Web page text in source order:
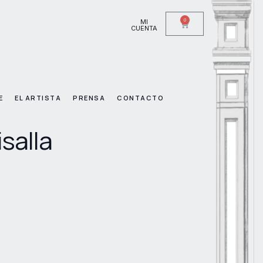
MI
CUENTA
0
EL ARTISTA PRENSA CONTACTO